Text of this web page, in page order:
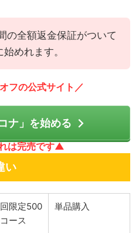
の全額返金保証がついて
めれます。
フの公式サイト／
ナ」を始める
は完売です▲
い
限定500
ース
単品購入